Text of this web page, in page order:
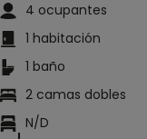
4 ocupantes
1 habitación
1 baño
2 camas dobles
N/D